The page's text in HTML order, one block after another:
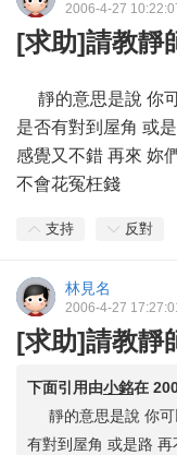
2006-4-27
[求助]請教靜
靜的意思是說 你
是否有對到屋角 或
感覺又不錯 再來 妳
不會花冤枉錢
支持 反對
林見名
2006-4-27
[求助]請教靜
下面引用由小銘在
靜的意思是說 你可
有對到屋角 或是路